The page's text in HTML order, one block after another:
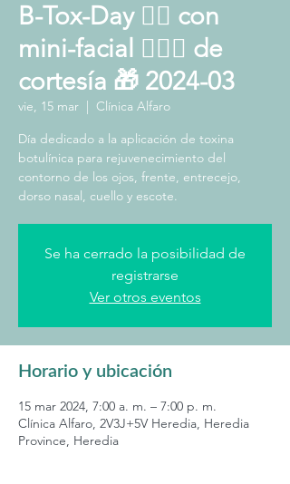
B-Tox-Day 👩‍⚕️ con
mini-facial 🧖🏻‍♀️ de
cortesía 🎁 2024-03
vie, 15 mar
  |
Clínica Alfaro
Día dedicado a la aplicación de toxina
botulínica para rejuvenecimiento del
contorno de los ojos, frente, entrecejo,
dorso nasal, cuello y escote.
Se ha cerrado la posibilidad de
registrarse
Ver otros eventos
Horario y ubicación
15 mar 2024, 7:00 a. m. – 7:00 p. m.
Clínica Alfaro, 2V3J+5V Heredia, Heredia
Province, Heredia